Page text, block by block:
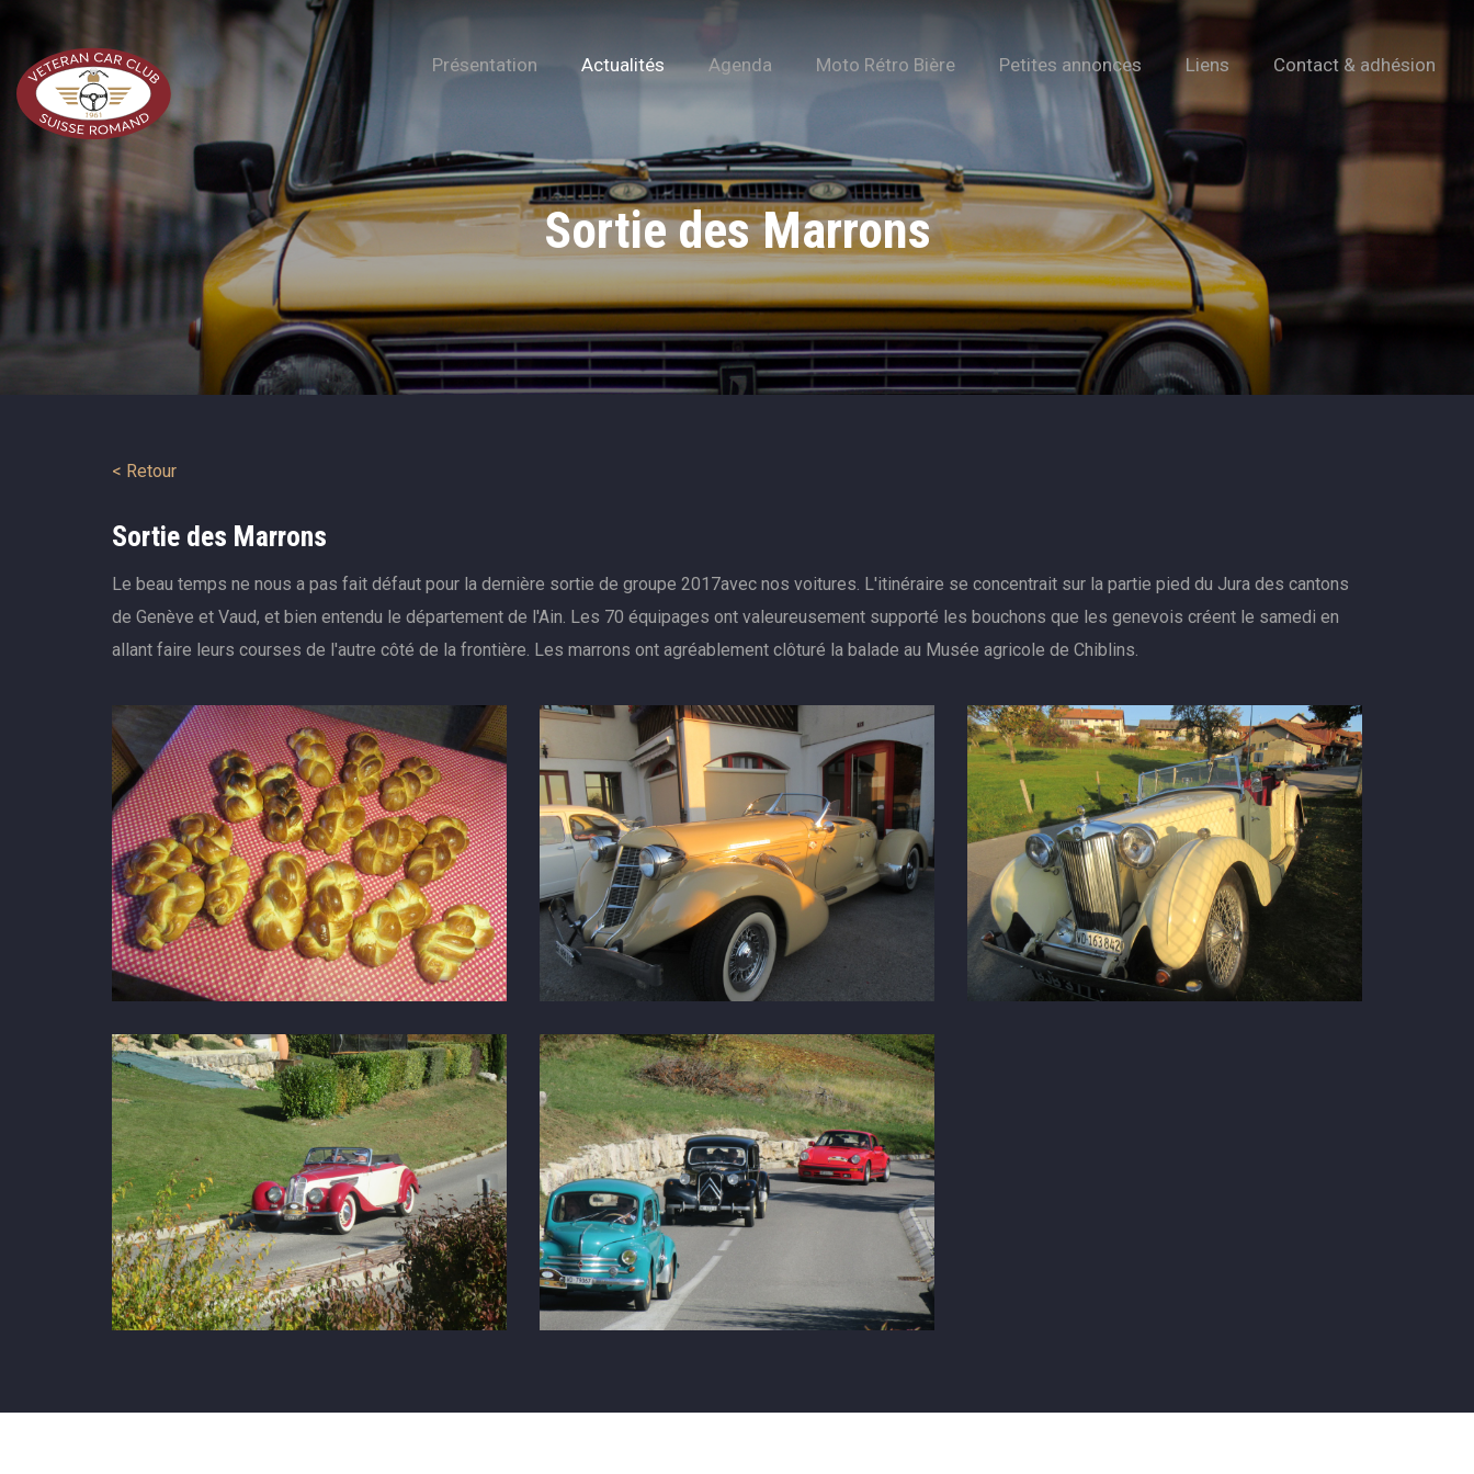
Présentation Actualités Agenda Moto Rétro Bière Petites annonces Liens Contact & adhésion
Sortie des Marrons
< Retour
Sortie des Marrons
Le beau temps ne nous a pas fait défaut pour la dernière sortie de groupe 2017avec nos voitures. L'itinéraire se concentrait sur la partie pied du Jura des cantons
de Genève et Vaud, et bien entendu le département de l'Ain. Les 70 équipages ont valeureusement supporté les bouchons que les genevois créent le samedi en
allant faire leurs courses de l'autre côté de la frontière. Les marrons ont agréablement clôturé la balade au Musée agricole de Chiblins.